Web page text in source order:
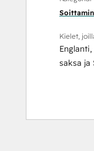
Kielet,
Englanti,
saksa ja